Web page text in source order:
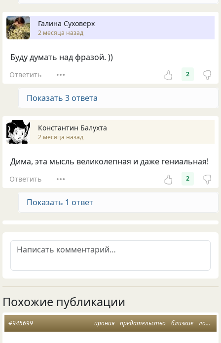
Галина Суховерх
2 месяца назад
Буду думать над фразой. ))
Ответить 2
Показать 3 ответа
Константин Балухта
2 месяца назад
Дима, эта мысль великолепная и даже гениальная!
Ответить 2
Показать 1 ответ
Похожие публикации
ирония предательство близкие лодка
#945699